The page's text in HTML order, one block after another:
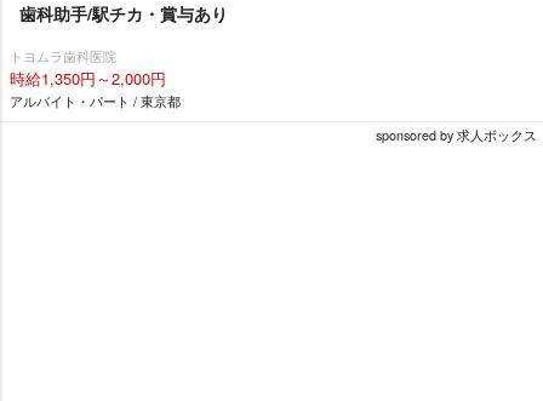
歯科助手/駅チカ・賞与あり
トヨムラ歯科医院
時給1,350円～2,000円
アルバイト・パート / 東京都
sponsored by 求人ボックス